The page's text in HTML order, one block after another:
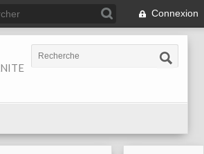
Connexion